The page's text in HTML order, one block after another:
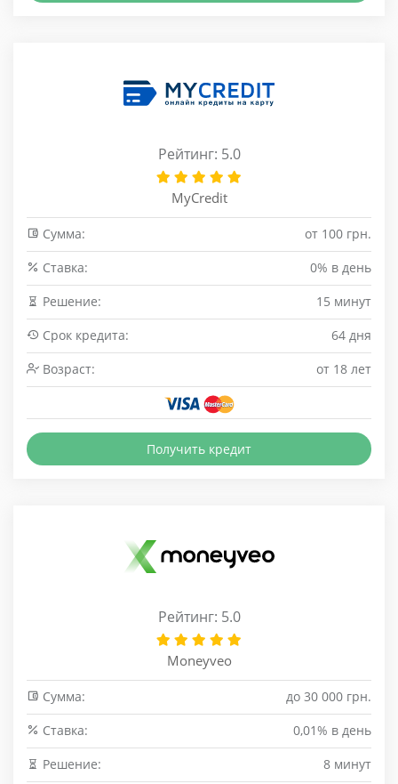
Рейтинг: 5.0
MyCredit
Сумма:
от 100 грн.
Cтавка:
0% в день
Решение:
15 минут
Срок кредита:
64 дня
Возраст:
от 18 лет
Получить кредит
Рейтинг: 5.0
Moneyveo
Сумма:
до 30 000 грн.
Cтавка:
0,01% в день
Решение:
8 минут